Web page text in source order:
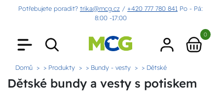
Potřebujete poradit? trika@mcg.cz / +420 777 780 841 Po - Pá:
8:00 -17:00
0
Domů > Produkty > Bundy - vesty > Dětské
Dětské bundy a vesty s potiskem